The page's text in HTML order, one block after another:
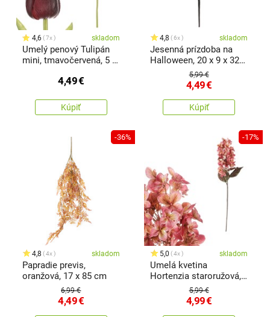
4,6 7x skladom
Umelý penový Tulipán
mini, tmavočervená, 5 x
4,49€
Kúpiť
4,8 6x skladom
Jesenná prízdoba na
Halloween, 20 x 9 x 32
5,99 €
4,49€
Kúpiť
-36%
4,8 4x skladom
Papradie previs,
oranžová, 17 x 85 cm
6,99 €
4,49€
-17%
5,0 4x skladom
Umelá kvetina
Hortenzia staroružová,
5,99 €
4,99€